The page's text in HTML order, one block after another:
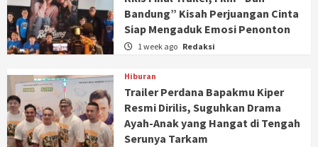
Bandung” Kisah Perjuangan Cinta
Siap Mengaduk Emosi Penonton
1 week ago Redaksi
Hiburan
Trailer Perdana Bapakmu Kiper
Resmi Dirilis, Suguhkan Drama
Ayah-Anak yang Hangat di Tengah
Serunya Tarkam